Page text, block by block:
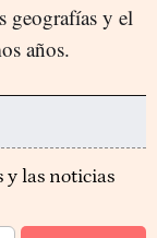
geografías y el
años.
y las noticias